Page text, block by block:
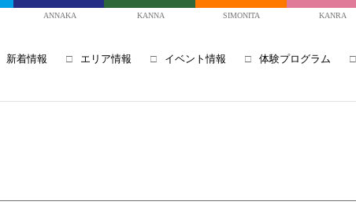
ANNAKA KANNA SIMONITA KANRA
新着情報 エリア情報 イベント情報 体験プログラム